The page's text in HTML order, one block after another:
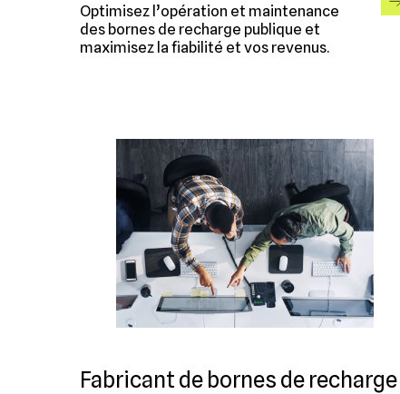
Optimisez l’opération et maintenance
des bornes de recharge publique et
maximisez la fiabilité et vos revenus.
Fabricant de bornes de recharge